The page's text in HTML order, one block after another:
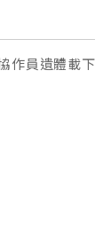
作員遺體載下